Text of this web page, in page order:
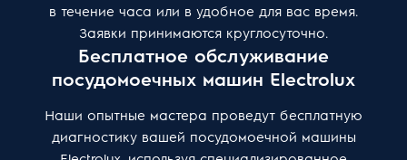
в течение часа или в удобное для вас время.
Заявки принимаются круглосуточно.
Бесплатное обслуживание
посудомоечных машин Electrolux
Наши опытные мастера проведут бесплатную
диагностику вашей посудомоечной машины